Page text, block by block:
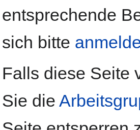
entsprechende
sich bitte
Falls diese Seite
Sie die